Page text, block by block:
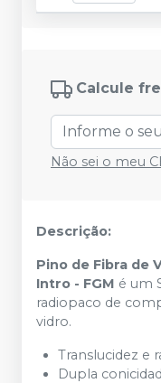
Calcule
Não sei o meu
Descrição:
Pino de Fibra de
Intro - FGM é um
radiopaco de
vidro.
Translucidez e
Dupla